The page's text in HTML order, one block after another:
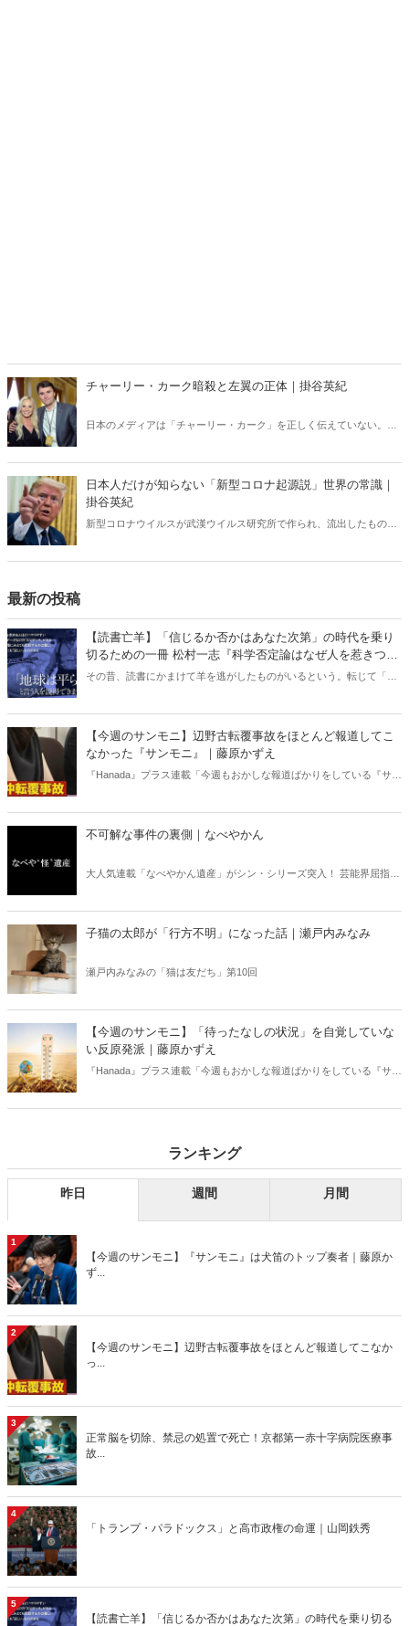
チャーリー・カーク暗殺と左翼の正体｜掛谷英紀
日本のメディアは「チャーリー・カーク」を正しく伝えていない。カ
釈では絶対にわからない「チャーリー・カーク」現象の本質。
日本人だけが知らない「新型コロナ起源説」世界の常識｜
掛谷英紀
新型コロナウイルスが武漢ウイルス研究所で作られ、流出したもので
最新の投稿
【読書亡羊】「信じるか否かはあなた次第」の時代を乗り
切るための一冊 松村一志『科学否定論はなぜ人を惹きつけ
るのか』（ちくま新書）｜梶原麻衣子
その昔、読書にかまけて羊を逃がしたものがいるという。転じて「読
ある。元月刊『Hanada』編集部員のライター・梶原がお送りする時事
書評！
【今週のサンモニ】辺野古転覆事故をほとんど報道してこ
なかった『サンモニ』｜藤原かずえ
『Hanada』プラス連載「今週もおかしな報道ばかりをしている『サン
不可解な事件の裏側｜なべやかん
大人気連載「なべやかん遺産」がシン・シリーズ突入！ 芸能界屈指の
信じるか信じないかは、あなた次第！ 芸能ニュース
子猫の太郎が「行方不明」になった話｜瀬戸内みなみ
瀬戸内みなみの「猫は友だち」第10回
【今週のサンモニ】「待ったなしの状況」を自覚していな
い反原発派｜藤原かずえ
『Hanada』プラス連載「今週もおかしな報道ばかりをしている『サン
ランキング
昨日 週間 月間
1
【今週のサンモニ】『サンモニ』は犬笛のトップ奏者｜藤原か
ず...
2
【今週のサンモニ】辺野古転覆事故をほとんど報道してこなか
っ...
3
正常脳を切除、禁忌の処置で死亡！京都第一赤十字病院医療事
故...
4
「トランプ・パラドックス」と高市政権の命運｜山岡鉄秀
5
【読書亡羊】「信じるか否かはあなた次第」の時代を乗り切る